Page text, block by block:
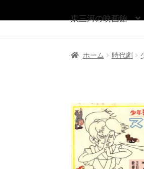
ッ
東三河の映画館
ホーム 時代劇